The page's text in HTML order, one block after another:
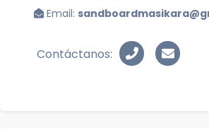
Email:
Contáctanos: